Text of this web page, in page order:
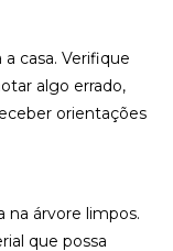
casa. Verifique
algo errado,
orientações
na árvore limpos.
que possa